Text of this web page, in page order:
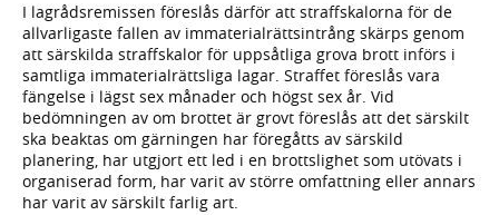
I lagrådsremissen föreslås därför att straffskalorna för de
allvarligaste fallen av immaterialrättsintrång skärps genom
att särskilda straffskalor för uppsåtliga grova brott införs i
samtliga immaterialrättsliga lagar. Straffet föreslås vara
fängelse i lägst sex månader och högst sex år. Vid
bedömningen av om brottet är grovt föreslås att det särskilt
ska beaktas om gärningen har föregåtts av särskild
planering, har utgjort ett led i en brottslighet som utövats i
organiserad form, har varit av större omfattning eller annars
har varit av särskilt farlig art.